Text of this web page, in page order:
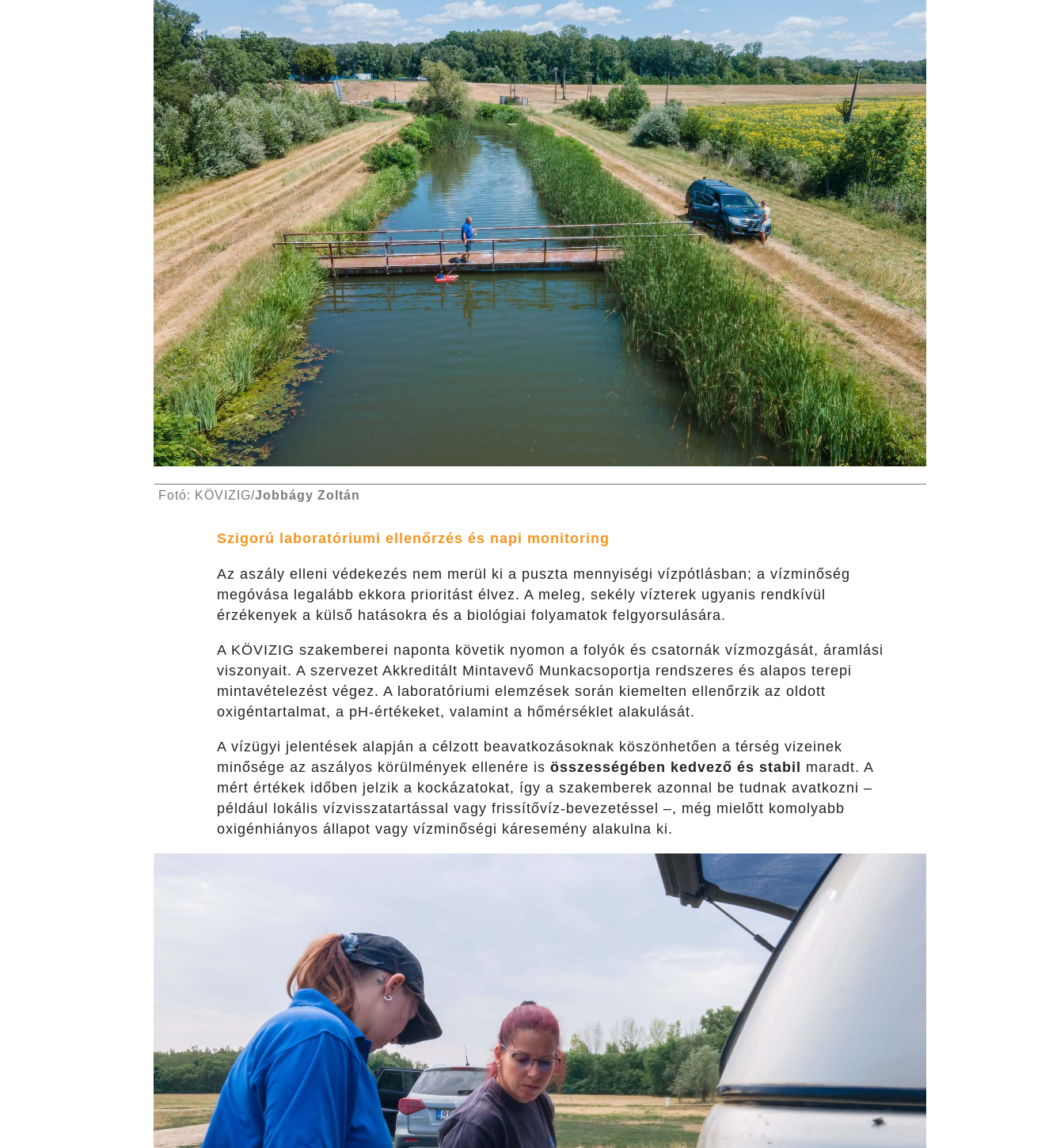
Fotó: KÖVIZIG/Jobbágy Zoltán
Szigorú laboratóriumi ellenőrzés és napi monitoring
Az aszály elleni védekezés nem merül ki a puszta mennyiségi vízpótlásban; a vízminőség
megóvása legalább ekkora prioritást élvez. A meleg, sekély vízterek ugyanis rendkívül
érzékenyek a külső hatásokra és a biológiai folyamatok felgyorsulására.
A KÖVIZIG szakemberei naponta követik nyomon a folyók és csatornák vízmozgását, áramlási
viszonyait. A szervezet Akkreditált Mintavevő Munkacsoportja rendszeres és alapos terepi
mintavételezést végez. A laboratóriumi elemzések során kiemelten ellenőrzik az oldott
oxigéntartalmat, a pH-értékeket, valamint a hőmérséklet alakulását.
A vízügyi jelentések alapján a célzott beavatkozásoknak köszönhetően a térség vizeinek
minősége az aszályos körülmények ellenére is összességében kedvező és stabil maradt. A
mért értékek időben jelzik a kockázatokat, így a szakemberek azonnal be tudnak avatkozni –
például lokális vízvisszatartással vagy frissítővíz-bevezetéssel –, még mielőtt komolyabb
oxigénhiányos állapot vagy vízminőségi káresemény alakulna ki.